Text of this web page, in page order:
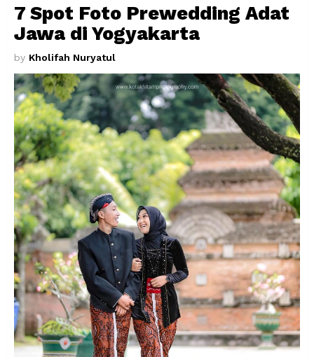
7 Spot Foto Prewedding Adat
Jawa di Yogyakarta
by Kholifah Nuryatul